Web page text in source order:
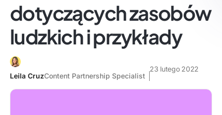
dotyczących zasobów
ludzkich i przykłady
Leila CruzContent Partnership Specialist
23 lutego 2022